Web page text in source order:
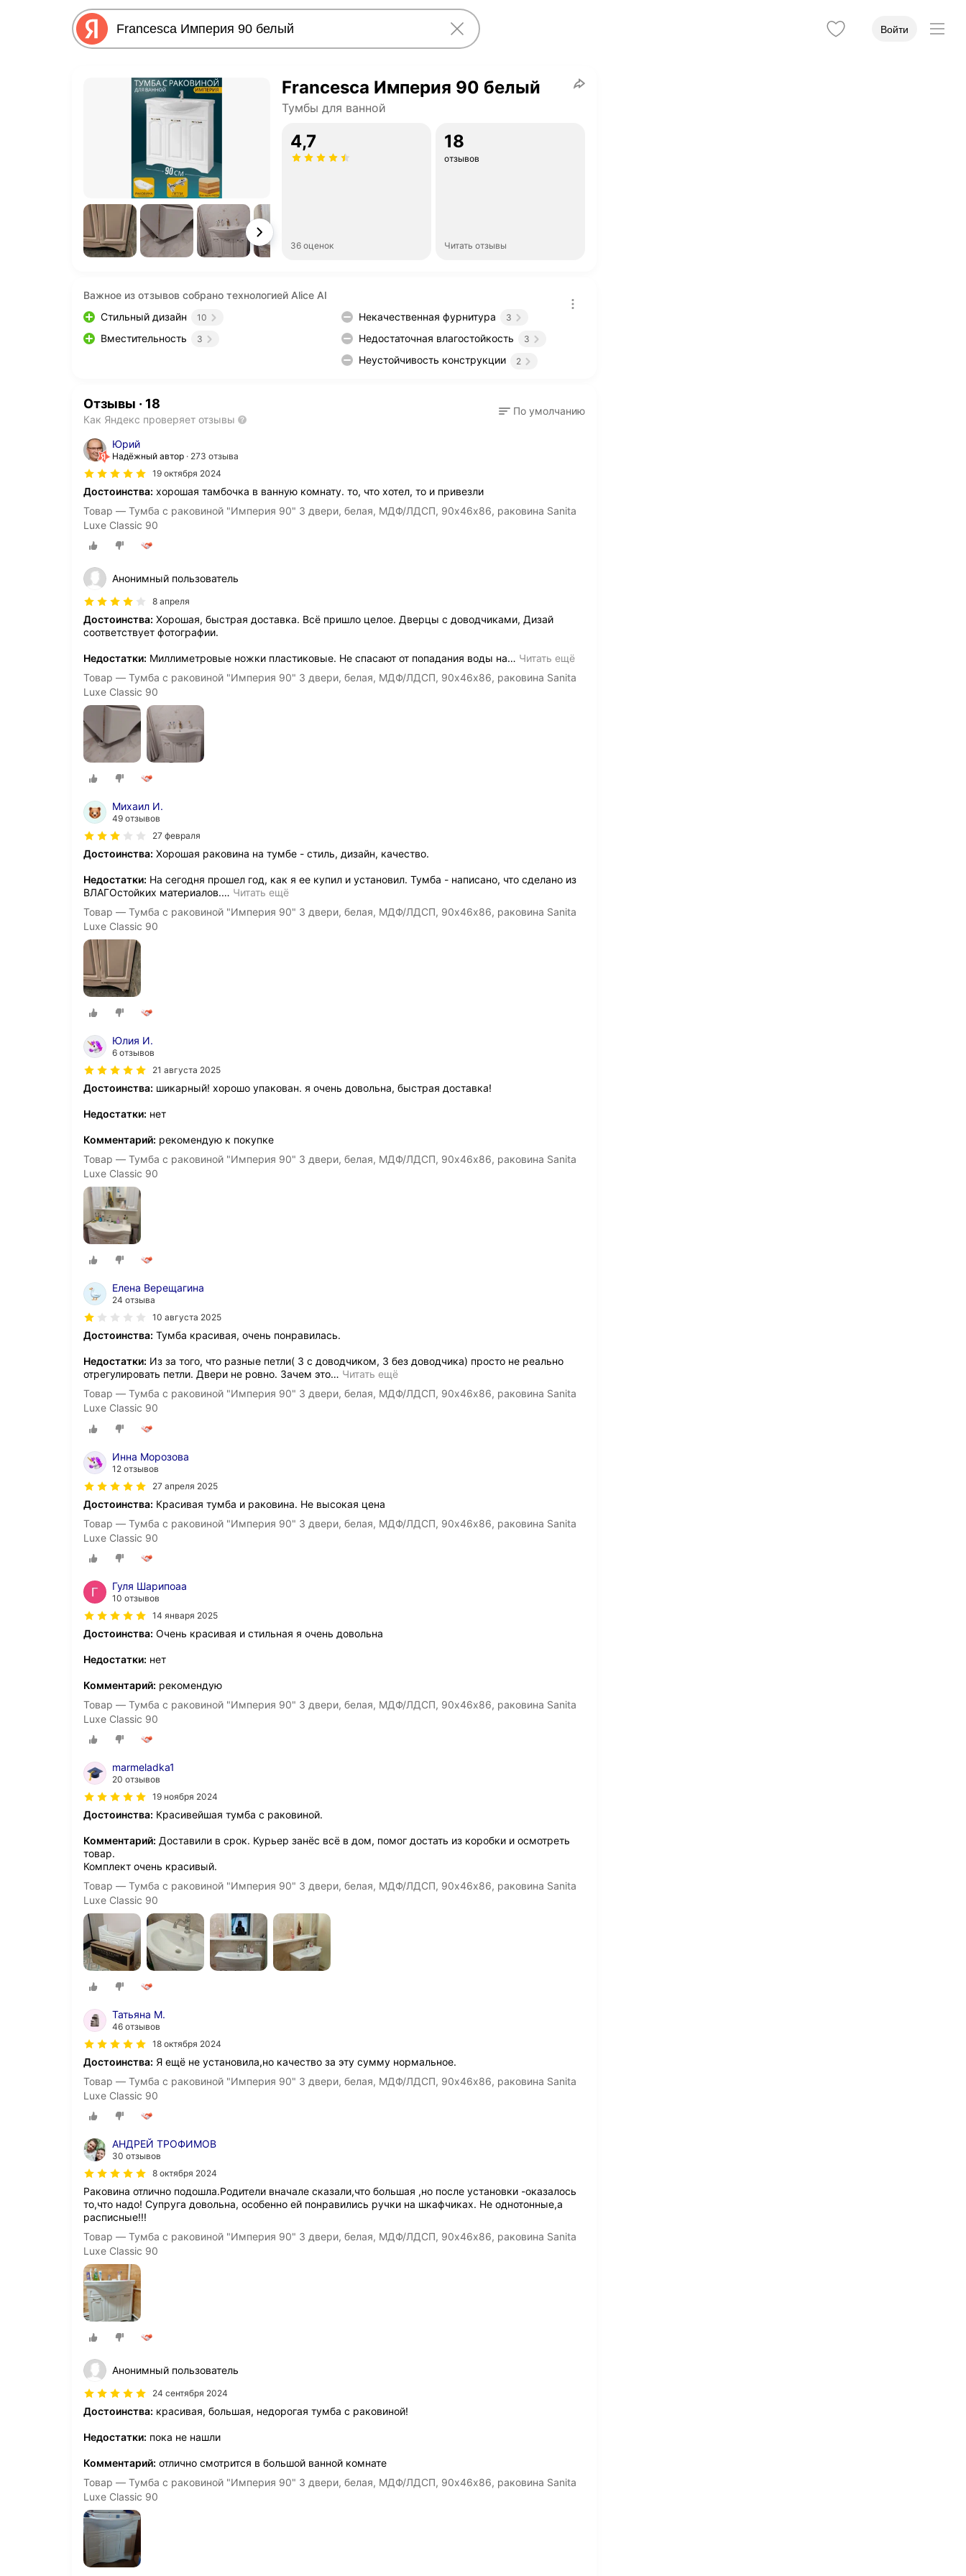
Войти
Francesca Империя 90 белый
Тумбы для ванной
4,7
36 оценок
18
отзывов
Читать отзывы
Важное из отзывов собрано технологией Alice AI
Стильный дизайн
10
Вместительность 3
Некачественная фурнитура 3
Недостаточная влагостойкость 3
Неустойчивость конструкции 2
Отзывы · 18
Как Яндекс проверяет отзывы
По умолчанию
Юрий
Надёжный автор
273 отзыва
19 октября 2024
Достоинства: хорошая тамбочка в ванную комнату. то, что хотел, то и привезли
Товар — Тумба с раковиной "Империя 90" 3 двери, белая, МДФ/ЛДСП, 90х46х86, раковина Sanita
Luxe Classic 90
Анонимный пользователь
8 апреля
Достоинства: Хорошая, быстрая доставка. Всё пришло целое. Дверцы с доводчиками, Дизай
соответствует фотографии.
Недостатки: Миллиметровые ножки пластиковые. Не спасают от попадания воды на… Читать ещё
Товар — Тумба с раковиной "Империя 90" 3 двери, белая, МДФ/ЛДСП, 90х46х86, раковина Sanita
Luxe Classic 90
Михаил И.
49 отзывов
27 февраля
Достоинства: Хорошая раковина на тумбе - стиль, дизайн, качество.
Недостатки: На сегодня прошел год, как я ее купил и установил. Тумба - написано, что сделано из
ВЛАГОстойких материалов.… Читать ещё
Товар — Тумба с раковиной "Империя 90" 3 двери, белая, МДФ/ЛДСП, 90х46х86, раковина Sanita
Luxe Classic 90
Юлия И.
6 отзывов
21 августа 2025
Достоинства: шикарный! хорошо упакован. я очень довольна, быстрая доставка!
Недостатки: нет
Комментарий: рекомендую к покупке
Товар — Тумба с раковиной "Империя 90" 3 двери, белая, МДФ/ЛДСП, 90х46х86, раковина Sanita
Luxe Classic 90
Елена Верещагина
24 отзыва
10 августа 2025
Достоинства: Тумба красивая, очень понравилась.
Недостатки: Из за того, что разные петли( 3 с доводчиком, 3 без доводчика) просто не реально
отрегулировать петли. Двери не ровно. Зачем это… Читать ещё
Товар — Тумба с раковиной "Империя 90" 3 двери, белая, МДФ/ЛДСП, 90х46х86, раковина Sanita
Luxe Classic 90
Инна Морозова
12 отзывов
27 апреля 2025
Достоинства: Красивая тумба и раковина. Не высокая цена
Товар — Тумба с раковиной "Империя 90" 3 двери, белая, МДФ/ЛДСП, 90х46х86, раковина Sanita
Luxe Classic 90
Гуля Шарипоаа
10 отзывов
14 января 2025
Достоинства: Очень красивая и стильная я очень довольна
Недостатки: нет
Комментарий: рекомендую
Товар — Тумба с раковиной "Империя 90" 3 двери, белая, МДФ/ЛДСП, 90х46х86, раковина Sanita
Luxe Classic 90
marmeladka1
20 отзывов
19 ноября 2024
Достоинства: Красивейшая тумба с раковиной.
Комментарий: Доставили в срок. Курьер занёс всё в дом, помог достать из коробки и осмотреть
товар.
Комплект очень красивый.
Товар — Тумба с раковиной "Империя 90" 3 двери, белая, МДФ/ЛДСП, 90х46х86, раковина Sanita
Luxe Classic 90
Татьяна М.
46 отзывов
18 октября 2024
Достоинства: Я ещё не установила,но качество за эту сумму нормальное.
Товар — Тумба с раковиной "Империя 90" 3 двери, белая, МДФ/ЛДСП, 90х46х86, раковина Sanita
Luxe Classic 90
АНДРЕЙ ТРОФИМОВ
30 отзывов
8 октября 2024
Раковина отлично подошла.Родители вначале сказали,что большая ,но после установки -оказалось
то,что надо! Супруга довольна, особенно ей понравились ручки на шкафчиках. Не однотонные,а
расписные!!!
Товар — Тумба с раковиной "Империя 90" 3 двери, белая, МДФ/ЛДСП, 90х46х86, раковина Sanita
Luxe Classic 90
Анонимный пользователь
24 сентября 2024
Достоинства: красивая, большая, недорогая тумба с раковиной!
Недостатки: пока не нашли
Комментарий: отлично смотрится в большой ванной комнате
Товар — Тумба с раковиной "Империя 90" 3 двери, белая, МДФ/ЛДСП, 90х46х86, раковина Sanita
Luxe Classic 90